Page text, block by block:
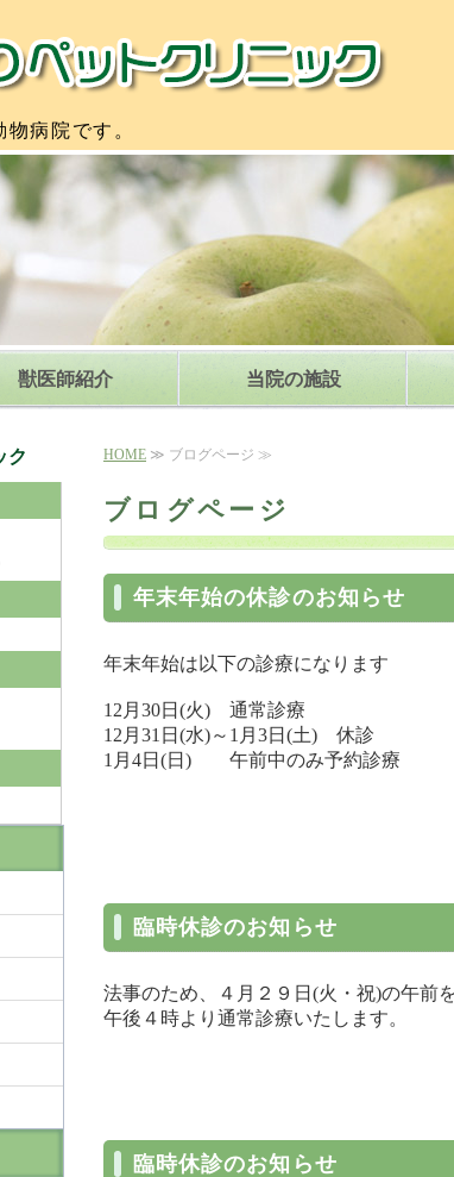
病院です。
獣医師紹介 当院の施設
HOME ≫ ブログページ ≫
ブログページ
年末年始の休診のお知らせ
年末年始は以下の診療になります
12月30日(火) 通常診療
12月31日(水)～1月3日(土) 休診
1月4日(日) 午前中のみ予約診療
臨時休診のお知らせ
法事のため、４月２９日(火・祝)の午前
午後４時より通常診療いたします。
臨時休診のお知らせ
ク